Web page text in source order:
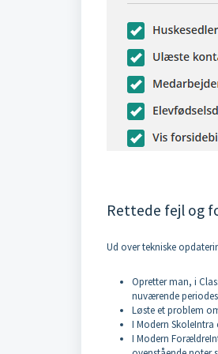
Rettede fejl og
Ud over tekniske
Opretter man, i
nuværende
Løste et problem
I Modern
I Modern